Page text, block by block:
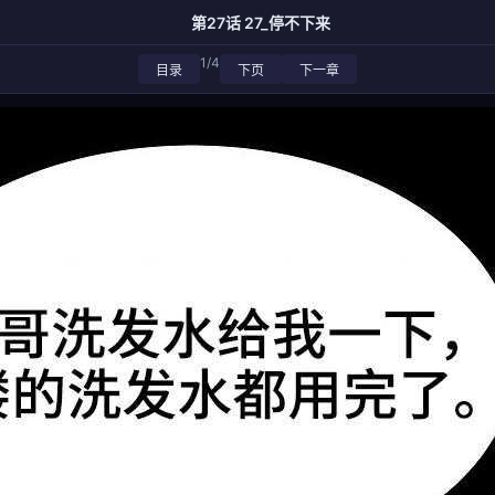
第27话 27_停不下来
目录 1/4 下页 下一章